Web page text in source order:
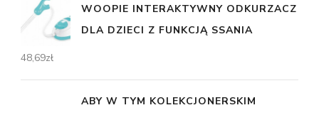
WOOPIE INTERAKTYWNY ODKURZACZ
DLA DZIECI Z FUNKCJĄ SSANIA
48,69zł
ABY W TYM KOLEKCJONERSKIM